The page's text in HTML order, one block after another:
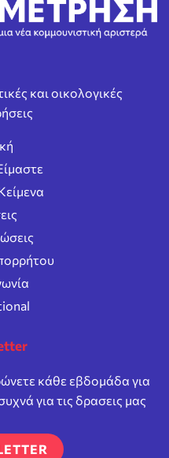
και οικολογικές
κάθε εβδομάδα για
για τις δρασεις μας